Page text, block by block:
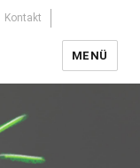
Kontakt
MENÜ